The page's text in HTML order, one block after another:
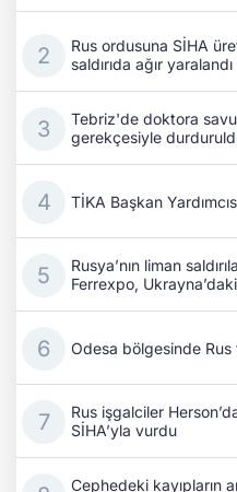
Rus ordusuna SİHA
saldırıda ağır yaralandı
Tebriz'de doktora
gerekçesiyle
TİKA Başkan
Rusya’nın liman
Ferrexpo,
Odesa bölgesinde Rus
Rus işgalciler
SİHA’yla vurdu
Cephedeki kayıpların